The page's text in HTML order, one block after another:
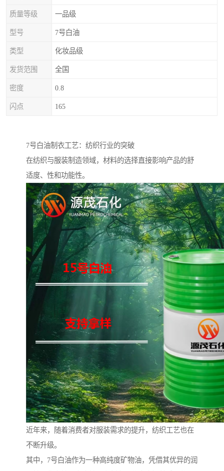
质量等级 一品级
型号 7号白油
类型 化妆品级
发货范围 全国
密度 0.8
闪点 165
7号白油制衣工艺：纺织行业的突破
在纺织与服装制造领域，材料的选择直接影响产品的舒
适度、性和功能性。
近年来，随着消费者对服装需求的提升，纺织工艺也在
不断升级。
其中，7号白油作为一种高纯度矿物油，凭借其优异的润